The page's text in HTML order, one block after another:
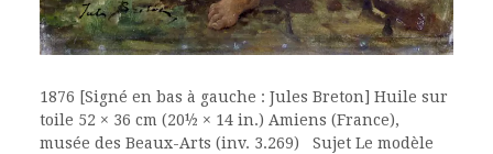
1876 [Signé en bas à gauche : Jules Breton] Huile sur
toile 52 × 36 cm (20½ × 14 in.) Amiens (France),
musée des Beaux-Arts (inv. 3.269) Sujet Le modèle